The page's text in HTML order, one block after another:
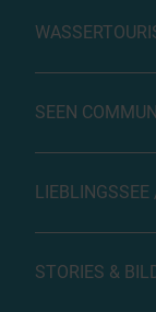
SEEN
STORIES &